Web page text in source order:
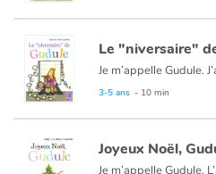
Famille
Écoles
Médiathèques
Vidéos & Tutoriaux
Le "niversaire"
3-5 ans - 10 min
Joyeux Noël,